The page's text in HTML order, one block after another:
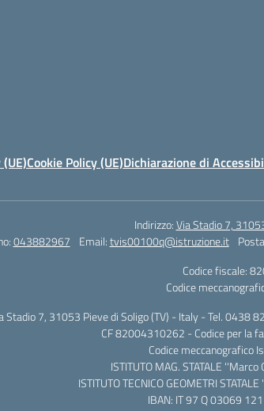
Cookie Policy (UE)Dichiarazione di
Indirizzo:Via Stadio 7,
043882967 Email:tvis00100q@istruzione.it
Codice fiscale:
Codice
Stadio 7, 31053 Pieve di Soligo (TV) - Italy - Tel.
CF 82004310262 - Codice per la
Codice meccanografico
ISTITUTO MAG. STATALE
ISTITUTO TECNICO GEOMETRI
IBAN: IT 97 Q 03069